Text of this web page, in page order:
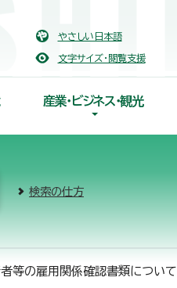
やさしい日本語
文字サイズ・閲覧支援
産業・ビジネス・観光
検索の仕方
等の雇用関係確認書類について